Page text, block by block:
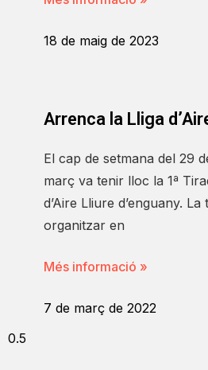
18 de maig de 2023
Arrenca la Lliga
El cap de setmana del 29
març va tenir lloc la 1ª
d’Aire Lliure d’enguany. La
organitzar en
Més informació »
7 de març de 2022